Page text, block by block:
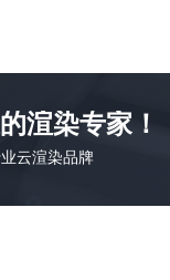
渲染专家！
云渲染品牌